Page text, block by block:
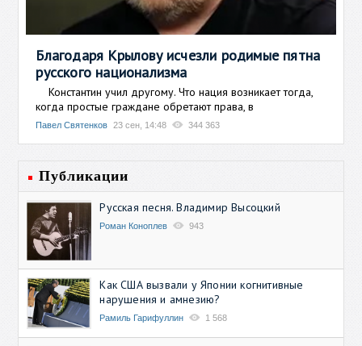
Благодаря Крылову исчезли родимые пятна
русского национализма
Константин учил другому. Что нация возникает тогда,
когда простые граждане обретают права, в
Павел Святенков 23 сен, 14:48 344 363
Публикации
Русская песня. Владимир Высоцкий
Роман Коноплев 943
Как США вызвали у Японии когнитивные
нарушения и амнезию?
Рамиль Гарифуллин 1 568